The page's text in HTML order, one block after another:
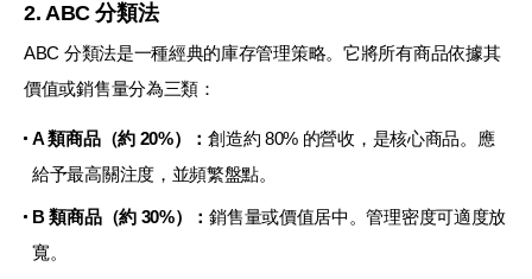
2. ABC 分類法
ABC 分類法是一種經典的庫存管理策略。它將所有商品依據其
價值或銷售量分為三類：
A 類商品（約 20%）：創造約 80% 的營收，是核心商品。應
給予最高關注度，並頻繁盤點。
B 類商品（約 30%）：銷售量或價值居中。管理密度可適度放
寬。